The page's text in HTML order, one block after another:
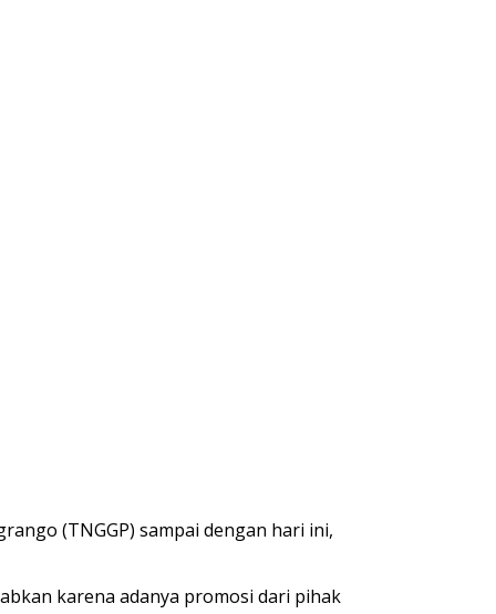
(TNGGP) sampai dengan hari ini,
karena adanya promosi dari pihak